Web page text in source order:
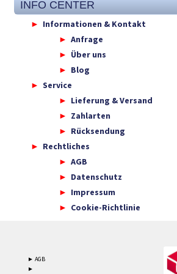
INFO CENTER
Informationen & Kontakt
Anfrage
Über uns
Blog
Service
Lieferung & Versand
Zahlarten
Rücksendung
Rechtliches
AGB
Datenschutz
Impressum
Cookie-Richtlinie
► AGB
►